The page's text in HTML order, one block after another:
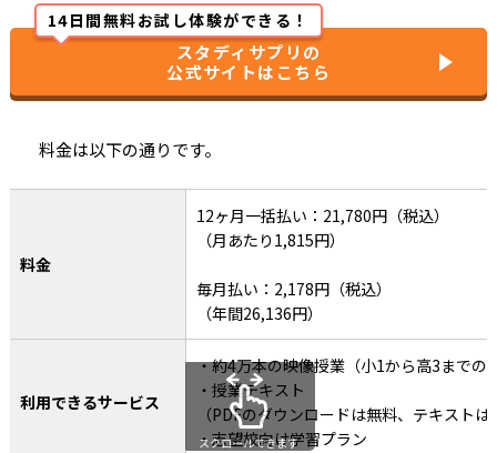
14日間無料お試し体験ができる！
スタディサプリの
公式サイトはこちら
料金は以下の通りです。
料金
12ヶ月一括払い：21,780円（税込）
（月あたり1,815円）
毎月払い：2,178円（税込）
（年間26,136円）
利用できるサービス
・約4万本の映像授業（小1から高3までの
・授業テキスト
（PDFのダウンロードは無料、テキスト
・志望校向け学習プラン
スクロールできます